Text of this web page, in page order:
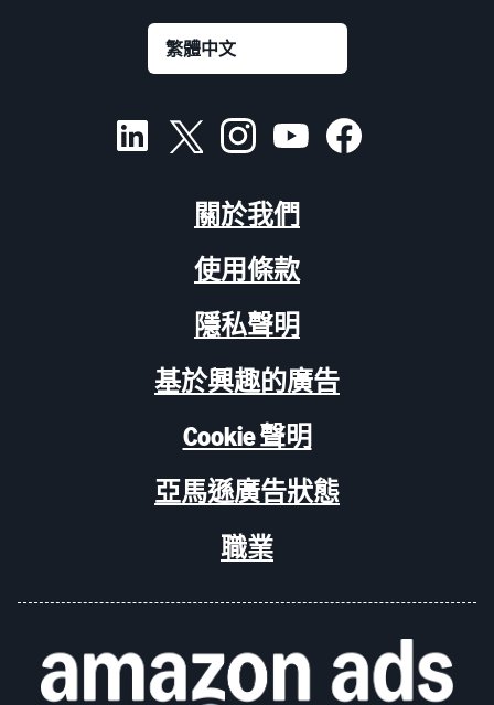
關於我們
使用條款
隱私聲明
基於興趣的廣告
Cookie 聲明
亞馬遜廣告狀態
職業